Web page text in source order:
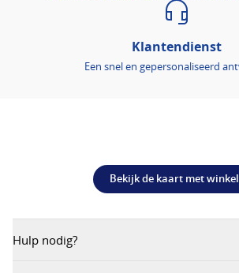
Klantendienst
Een snel en gepersonaliseerd
Bekijk de kaart met
Hulp nodig?